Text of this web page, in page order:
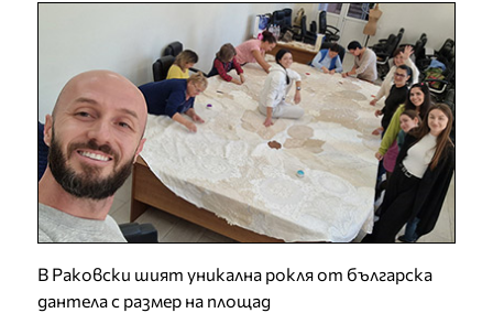
В Раковски шият уникална рокля от българска
дантела с размер на площад